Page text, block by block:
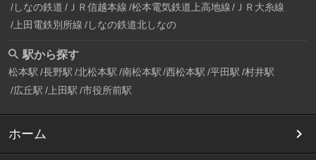
しなの鉄道 ＪＲ信越本線 松本電気鉄道上高地線
ＪＲ大糸線
上田電鉄別所線 しなの鉄道北しなの
駅から探す
松本駅 長野駅 北松本駅 南松本駅 西松本駅 平田駅 村井駅
広丘駅 上田駅 市役所前駅
ホーム